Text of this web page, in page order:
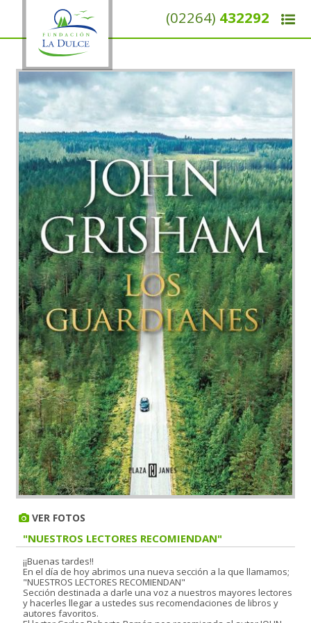
(02264) 432292
VER FOTOS
"NUESTROS LECTORES RECOMIENDAN"
¡¡Buenas tardes!!
En el día de hoy abrimos una nueva sección a la que llamamos;
"NUESTROS LECTORES RECOMIENDAN"
Sección destinada a darle una voz a nuestros mayores lectores
y hacerles llegar a ustedes sus recomendaciones de libros y
autores favoritos.